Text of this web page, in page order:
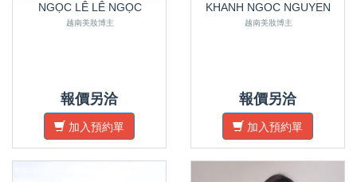
NGỌC LÊ LÊ NGỌC
越南美妝博主
報價另洽
加入預約單
KHANH NGOC NGUYEN
越南美妝博主
報價另洽
加入預約單